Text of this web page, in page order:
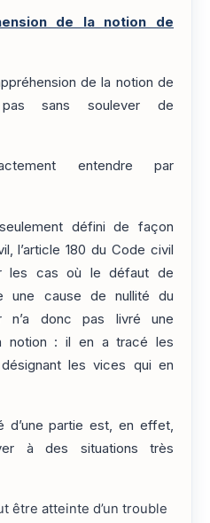
de la notion de
de la notion de
pas sans soulever de
entendre par
défini de façon
l’article 180 du Code civil
les cas où le défaut de
une cause de nullité du
n’a donc pas livré une
notion : il en a tracé les
les vices qui en
d’une partie est, en effet,
à des situations très
être atteinte d’un trouble